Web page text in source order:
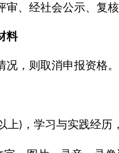
、经社会公示、复
料
，则取消申报资格
上) ，学习与实践经